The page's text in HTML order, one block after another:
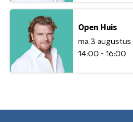
Open Huis
ma 3 augustus
14:00 - 16:00